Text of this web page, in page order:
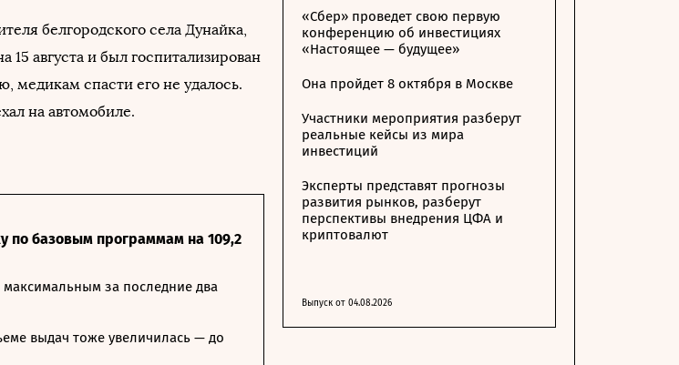
белгородского села Дунайка,
15 августа и был госпитализирован
медикам спасти его не удалось.
на автомобиле.
по базовым программам на 109,2
за последние два
выдач тоже увеличилась — до
«Сбер» проведет свою первую
конференцию об инвестициях
«Настоящее — будущее»
Она пройдет 8 октября в Москве
Участники мероприятия разберут
реальные кейсы из мира
инвестиций
Эксперты представят прогнозы
развития рынков, разберут
перспективы внедрения ЦФА и
криптовалют
Выпуск от 04.08.2026